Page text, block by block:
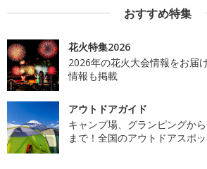
おすすめ特集
花火特集2026
2026年の花火大会情報をお届
情報も掲載
アウトドアガイド
キャンプ場、グランピングか
まで！全国のアウトドアスポ